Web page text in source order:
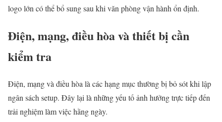
logo lớn có thể bổ sung sau khi văn phòng vận hành ổn định.
Điện, mạng, điều hòa và thiết bị cần
kiểm tra
Điện, mạng và điều hòa là các hạng mục thường bị bỏ sót khi lập
ngân sách setup. Đây lại là những yếu tố ảnh hưởng trực tiếp đến
trải nghiệm làm việc hằng ngày.